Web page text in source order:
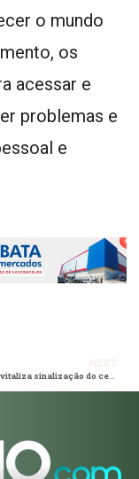
o mundo
os
acessar e
problemas e
e
Transporte revitaliza sinalização do centro e substitui placas em dez bairros